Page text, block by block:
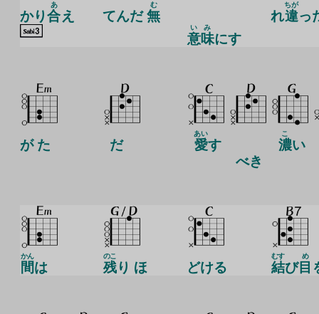
かり合
あ
え てんだ無
む
意
い
味
み
にす
れ違
ちが
っ
が た だ 愛
あい
す
べき
濃
こ
い
間
かん
は 残
のこ
り ほ どける 結
むす
び目
め